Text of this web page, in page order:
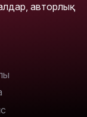
авторлық